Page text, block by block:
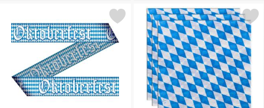
Markér oktoberfest Afspærringsbånd som favorit
Markér oktoberfest